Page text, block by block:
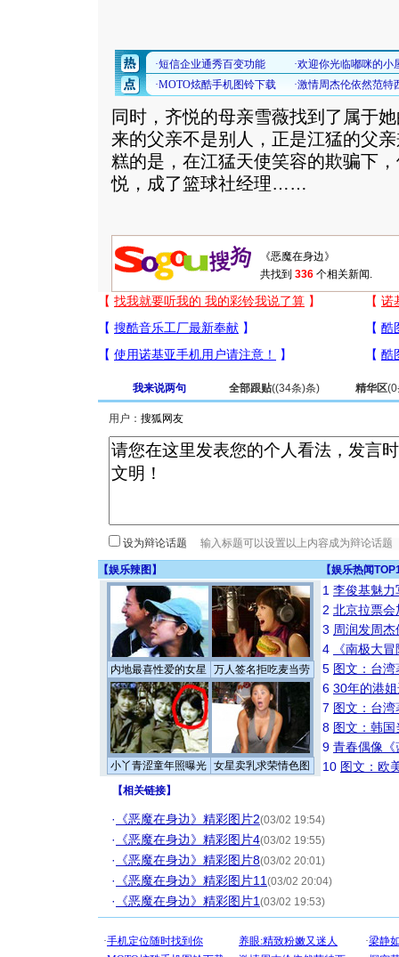
同时，齐悦的母亲雪薇找到了属于
来的父亲不是别人，正是江猛的父
糕的是，在江猛天使笑容的欺骗下
悦，成了篮球社经理……
共找到 336 个相关新闻.
我来说两句 全部跟贴((34条)条) 精华区(0
用户：
设为辩论话题
【娱乐辣图 】 【娱乐热闻
内地最喜性爱的女星 万人签名拒吃麦当劳
小丫青涩童年照曝光 女星卖乳求荣情色图
1 李俊基魅力
2 北京拉票
3 周润发周
4
《南极大
5 图文：台
6 30年的港
7 图文：台
8 图文：韩
9 青春偶像《
10 图文：欧
【相关链接】
· 《恶魔在身边》精彩图片2(03/02 19:54)
· 《恶魔在身边》精彩图片4(03/02 19:55)
· 《恶魔在身边》精彩图片8(03/02 20:01)
· 《恶魔在身边》精彩图片11 (03/02 20:04)
· 《恶魔在身边》精彩图片1 (03/02 19:53)